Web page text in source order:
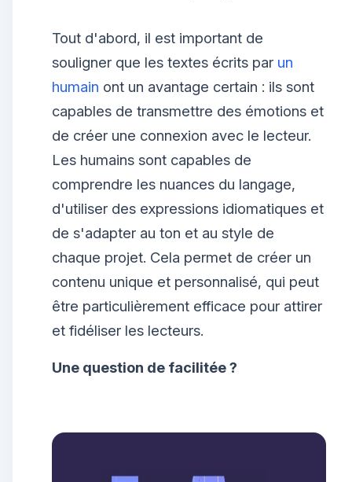
Tout d'abord, il est important de
souligner que les textes écrits par un
humain ont un avantage certain : ils sont
capables de transmettre des émotions et
de créer une connexion avec le lecteur.
Les humains sont capables de
comprendre les nuances du langage,
d'utiliser des expressions idiomatiques et
de s'adapter au ton et au style de
chaque projet. Cela permet de créer un
contenu unique et personnalisé, qui peut
être particulièrement efficace pour attirer
et fidéliser les lecteurs.
Une question de facilitée ?